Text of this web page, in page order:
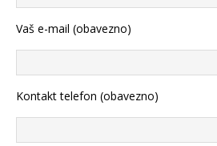
Vaš e-mail (obavezno)
Kontakt telefon (obavezno)